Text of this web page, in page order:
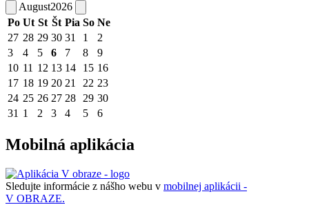
August2026
Po Ut St Št Pia So Ne
27 28 29 30 31 1
2
3
4 5 6 7 8
9
10 11 12 13 14 15 16
17 18 19 20 21 22 23
24 25 26 27 28 29 30
31 1 2 3 4 5 6
Mobilná aplikácia
Sledujte informácie z nášho webu v mobilnej aplikácii -
V OBRAZE.